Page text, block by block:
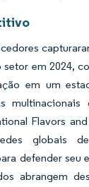
setor em 2024,
em um
Flavors
globais
defender seu
abrangem